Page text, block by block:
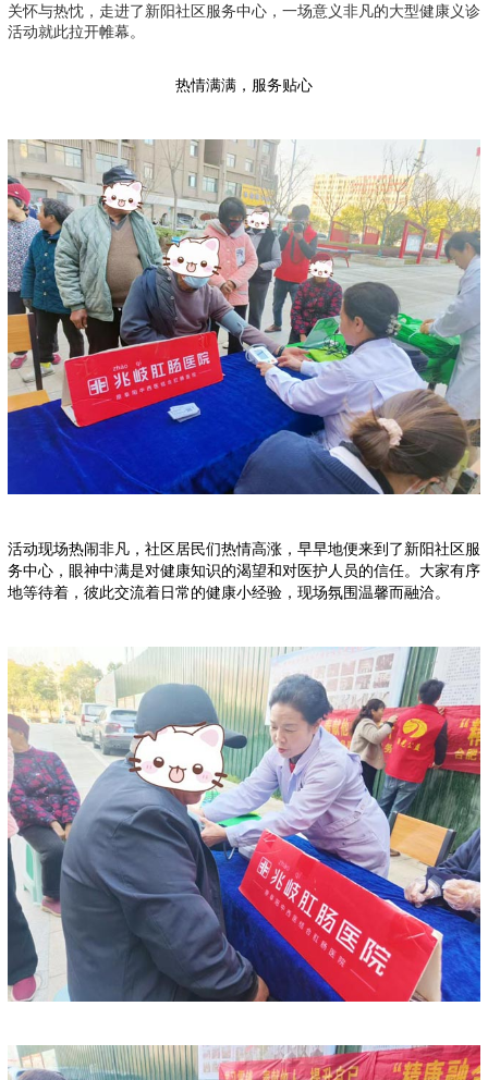
关怀与热忱，走进了新阳社区服务中心，一场意义非凡的大型健康义诊
活动就此拉开帷幕。
热情满满，服务贴心
活动现场热闹非凡，社区居民们热情高涨，早早地便来到了新阳社区服
务中心，眼神中满是对健康知识的渴望和对医护人员的信任。大家有序
地等待着，彼此交流着日常的健康小经验，现场氛围温馨而融洽。